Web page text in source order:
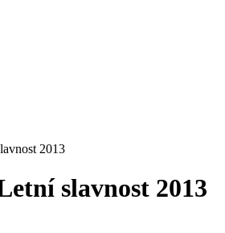
2013
slavnost 2013